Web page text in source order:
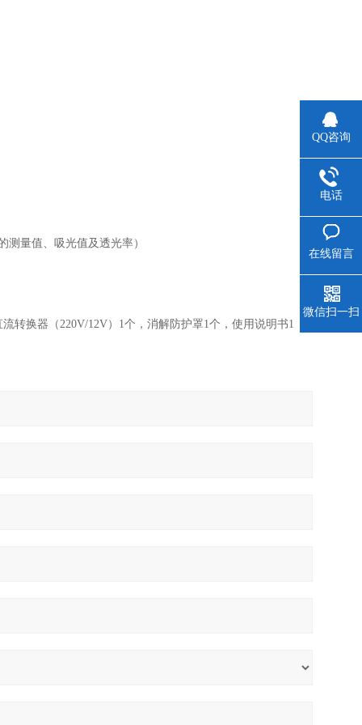
测量值、吸光值及透光率）
转换器（220V/12V）1个，消解防护罩1个，使用说明书1
QQ咨询
电话
在线留言
微信扫一扫